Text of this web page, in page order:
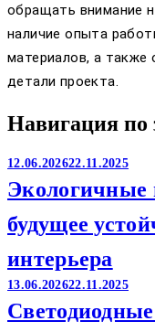
обращать внимание
наличие опыта
материалов, а
детали проекта.
Навигация по
12.06.202622.11.2025
Экологичные
будущее
интерьера
13.06.202622.11.2025